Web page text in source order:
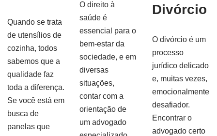
Quando se trata
de utensílios de
cozinha, todos
sabemos que a
qualidade faz
toda a diferença.
Se você está em
busca de
panelas que
O direito à
saúde é
essencial para o
bem-estar da
sociedade, e em
diversas
situações,
contar com a
orientação de
um advogado
Divórcio
O divórcio é um
processo
jurídico delicado
e, muitas vezes,
emocionalmente
desafiador.
Encontrar o
advogado certo